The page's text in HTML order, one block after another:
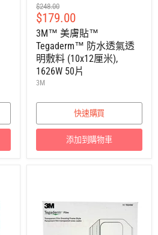
建
議
零
售
價
$248.00
售
價
$179.00
3M™ 美膚貼™
Tegaderm™ 防水透氣透
明敷料 (10x12厘米),
1626W 50片
3M
快速購買
添加到購物車